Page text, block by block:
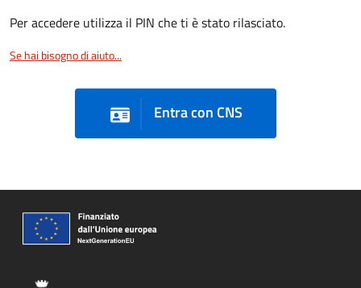
Per accedere utilizza il PIN che ti è stato rilasciato.
Se hai bisogno di aiuto...
Entra con CNS